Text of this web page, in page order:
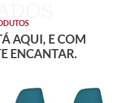
AQUI, E COM
ENCANTAR.